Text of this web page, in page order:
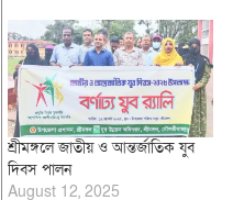
শ্রীমঙ্গলে জাতীয় ও আন্তর্জাতিক যুব
দিবস পালন
August 12, 2025